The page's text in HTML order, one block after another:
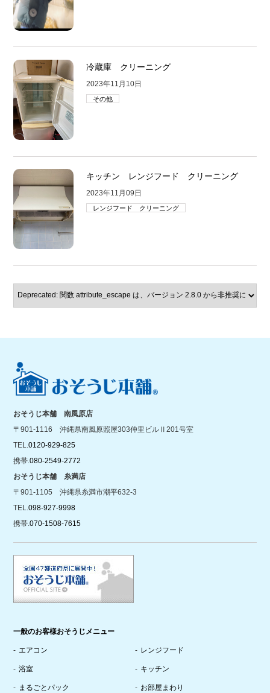
冷蔵庫 クリーニング
2023年11月10日
その他
キッチン レンジフード クリーニング
2023年11月09日
レンジフード クリーニング
おそうじ本舗 南風原店
〒901-1116 沖縄県南風原照屋303仲里ビルⅡ201号室
TEL.0120-929-825
携帯.080-2549-2772
おそうじ本舗 糸満店
〒901-1105 沖縄県糸満市潮平632-3
TEL.098-927-9998
携帯.070-1508-7615
一般のお客様おそうじメニュー
エアコン レンジフード
浴室 キッチン
まるごとパック お部屋まわり